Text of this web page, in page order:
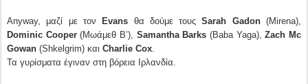
Anyway, μαζί με τον Evans θα δούμε τουςSarah Gadon(Mirena),
Dominic Cooper(Μωάμεθ Β’), Samantha Barks (Baba Yaga),Zach Mc
Gowan (Shkelgrim) και Charlie Cox.
Τα γυρίσματα έγιναν στη βόρεια Ιρλανδία.